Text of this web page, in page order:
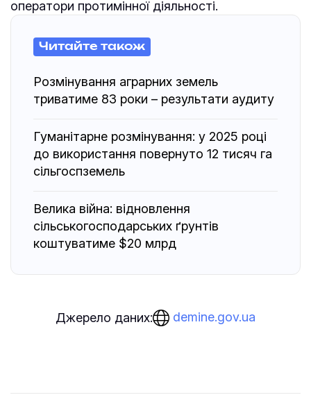
оператори протимінної діяльності.
Читайте також
Розмінування аграрних земель
триватиме 83 роки – результати аудиту
Гуманітарне розмінування: у 2025 році
до використання повернуто 12 тисяч га
сільгоспземель
Велика війна: відновлення
сільськогосподарських ґрунтів
коштуватиме $20 млрд
Джерело даних: demine.gov.ua